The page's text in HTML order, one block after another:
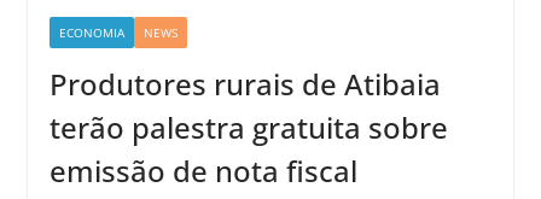
ECONOMIA NEWS
Produtores rurais de Atibaia
terão palestra gratuita sobre
emissão de nota fiscal